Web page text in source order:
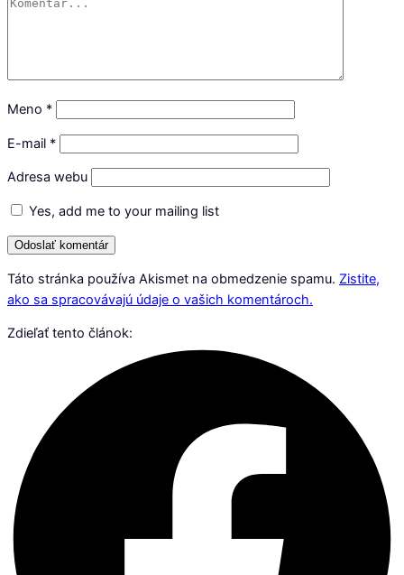
Meno *
E-mail *
Adresa webu
Yes, add me to your mailing list
Táto stránka používa Akismet na obmedzenie spamu. Zistite,
ako sa spracovávajú údaje o vašich komentároch.
Zdieľať tento článok: